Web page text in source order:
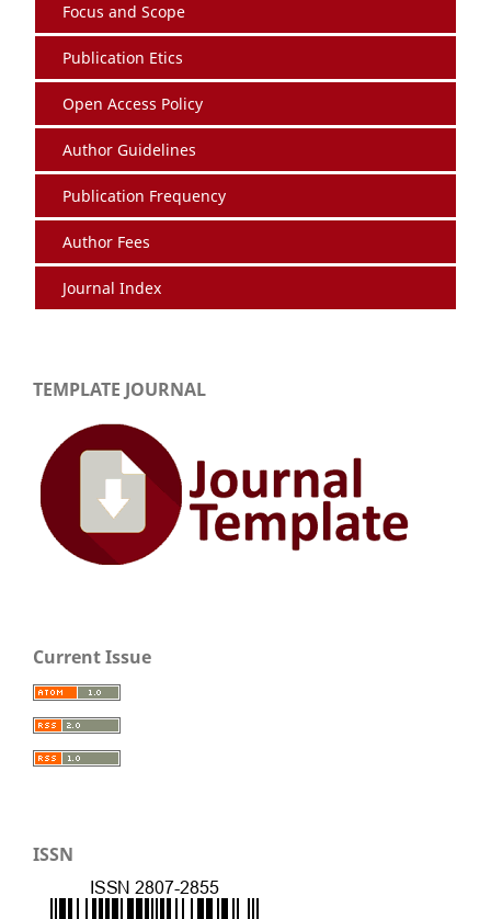
Focus and Scope
Publication Etics
Open Access Policy
Author Guidelines
Publication Frequency
Author Fees
Journal Index
TEMPLATE JOURNAL
Current Issue
ISSN